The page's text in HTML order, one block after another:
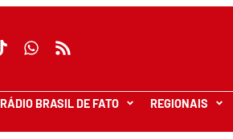
RÁDIO BRASIL DE FATO REGIONAIS